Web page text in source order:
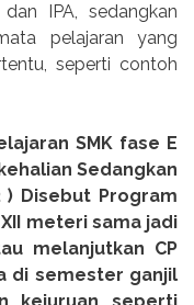
IPA, sedangkan
pelajaran yang
seperti contoh
SMK fase E
Sedangkan
) Disebut Program
meteri sama jadi
melanjutkan CP
di semester ganjil